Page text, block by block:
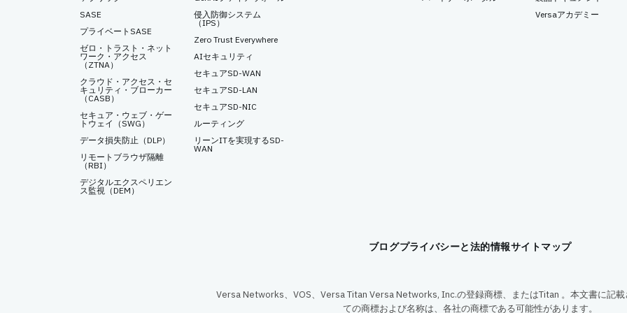
SASE
プライベートSASE
ゼロ・トラスト・ネット
ワーク・アクセス
（ZTNA）
クラウド・アクセス・セ
キュリティ・ブローカー
（CASB）
セキュア・ウェブ・ゲー
トウェイ（SWG）
データ損失防止（DLP）
リモートブラウザ隔離
（RBI）
デジタルエクスペリエン
ス監視（DEM）
侵入防御システム
（IPS）
Zero Trust Everywhere
AIセキュリティ
セキュアSD-WAN
セキュアSD-LAN
セキュアSD-NIC
ルーティング
リーンITを実現するSD-
WAN
Versaアカデミー
ブログプライバシーと法的情報サイトマップ
Versa Networks、VOS、Versa Titan Versa Networks, Inc.の登録商標、またはTitan 。本文書に記
ての商標および名称は、各社の商標である可能性があります。